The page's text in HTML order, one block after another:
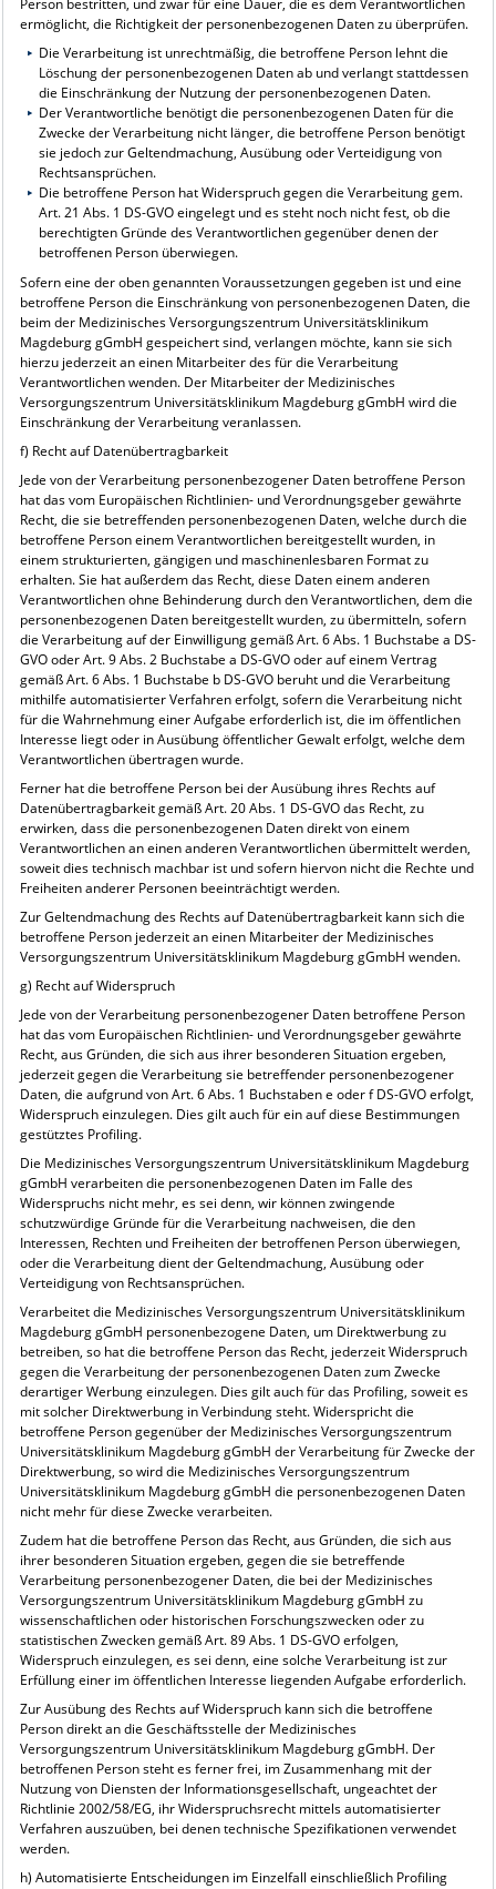
ermöglicht, die Richtigkeit der personenbezogenen Daten zu überprüfen.
Die Verarbeitung ist unrechtmäßig, die betroffene Person lehnt die
Löschung der personenbezogenen Daten ab und verlangt stattdessen
die Einschränkung der Nutzung der personenbezogenen Daten.
Der Verantwortliche benötigt die personenbezogenen Daten für die
Zwecke der Verarbeitung nicht länger, die betroffene Person benötigt
sie jedoch zur Geltendmachung, Ausübung oder Verteidigung von
Rechtsansprüchen.
Die betroffene Person hat Widerspruch gegen die Verarbeitung gem.
Art. 21 Abs. 1 DS-GVO eingelegt und es steht noch nicht fest, ob die
berechtigten Gründe des Verantwortlichen gegenüber denen der
betroffenen Person überwiegen.
Sofern eine der oben genannten Voraussetzungen gegeben ist und eine
betroffene Person die Einschränkung von personenbezogenen Daten, die
beim der Medizinisches Versorgungszentrum Universitätsklinikum
Magdeburg gGmbH gespeichert sind, verlangen möchte, kann sie sich
hierzu jederzeit an einen Mitarbeiter des für die Verarbeitung
Verantwortlichen wenden. Der Mitarbeiter der Medizinisches
Versorgungszentrum Universitätsklinikum Magdeburg gGmbH wird die
Einschränkung der Verarbeitung veranlassen.
f) Recht auf Datenübertragbarkeit
Jede von der Verarbeitung personenbezogener Daten betroffene Person
hat das vom Europäischen Richtlinien- und Verordnungsgeber gewährte
Recht, die sie betreffenden personenbezogenen Daten, welche durch die
betroffene Person einem Verantwortlichen bereitgestellt wurden, in
einem strukturierten, gängigen und maschinenlesbaren Format zu
erhalten. Sie hat außerdem das Recht, diese Daten einem anderen
Verantwortlichen ohne Behinderung durch den Verantwortlichen, dem die
personenbezogenen Daten bereitgestellt wurden, zu übermitteln, sofern
die Verarbeitung auf der Einwilligung gemäß Art. 6 Abs. 1 Buchstabe a DS-
GVO oder Art. 9 Abs. 2 Buchstabe a DS-GVO oder auf einem Vertrag
gemäß Art. 6 Abs. 1 Buchstabe b DS-GVO beruht und die Verarbeitung
mithilfe automatisierter Verfahren erfolgt, sofern die Verarbeitung nicht
für die Wahrnehmung einer Aufgabe erforderlich ist, die im öffentlichen
Interesse liegt oder in Ausübung öffentlicher Gewalt erfolgt, welche dem
Verantwortlichen übertragen wurde.
Ferner hat die betroffene Person bei der Ausübung ihres Rechts auf
Datenübertragbarkeit gemäß Art. 20 Abs. 1 DS-GVO das Recht, zu
erwirken, dass die personenbezogenen Daten direkt von einem
Verantwortlichen an einen anderen Verantwortlichen übermittelt werden,
soweit dies technisch machbar ist und sofern hiervon nicht die Rechte und
Freiheiten anderer Personen beeinträchtigt werden.
Zur Geltendmachung des Rechts auf Datenübertragbarkeit kann sich die
betroffene Person jederzeit an einen Mitarbeiter der Medizinisches
Versorgungszentrum Universitätsklinikum Magdeburg gGmbH wenden.
g) Recht auf Widerspruch
Jede von der Verarbeitung personenbezogener Daten betroffene Person
hat das vom Europäischen Richtlinien- und Verordnungsgeber gewährte
Recht, aus Gründen, die sich aus ihrer besonderen Situation ergeben,
jederzeit gegen die Verarbeitung sie betreffender personenbezogener
Daten, die aufgrund von Art. 6 Abs. 1 Buchstaben e oder f DS-GVO erfolgt,
Widerspruch einzulegen. Dies gilt auch für ein auf diese Bestimmungen
gestütztes Profiling.
Die Medizinisches Versorgungszentrum Universitätsklinikum Magdeburg
gGmbH verarbeiten die personenbezogenen Daten im Falle des
Widerspruchs nicht mehr, es sei denn, wir können zwingende
schutzwürdige Gründe für die Verarbeitung nachweisen, die den
Interessen, Rechten und Freiheiten der betroffenen Person überwiegen,
oder die Verarbeitung dient der Geltendmachung, Ausübung oder
Verteidigung von Rechtsansprüchen.
Verarbeitet die Medizinisches Versorgungszentrum Universitätsklinikum
Magdeburg gGmbH personenbezogene Daten, um Direktwerbung zu
betreiben, so hat die betroffene Person das Recht, jederzeit Widerspruch
gegen die Verarbeitung der personenbezogenen Daten zum Zwecke
derartiger Werbung einzulegen. Dies gilt auch für das Profiling, soweit es
mit solcher Direktwerbung in Verbindung steht. Widerspricht die
betroffene Person gegenüber der Medizinisches Versorgungszentrum
Universitätsklinikum Magdeburg gGmbH der Verarbeitung für Zwecke der
Direktwerbung, so wird die Medizinisches Versorgungszentrum
Universitätsklinikum Magdeburg gGmbH die personenbezogenen Daten
nicht mehr für diese Zwecke verarbeiten.
Zudem hat die betroffene Person das Recht, aus Gründen, die sich aus
ihrer besonderen Situation ergeben, gegen die sie betreffende
Verarbeitung personenbezogener Daten, die bei der Medizinisches
Versorgungszentrum Universitätsklinikum Magdeburg gGmbH zu
wissenschaftlichen oder historischen Forschungszwecken oder zu
statistischen Zwecken gemäß Art. 89 Abs. 1 DS-GVO erfolgen,
Widerspruch einzulegen, es sei denn, eine solche Verarbeitung ist zur
Erfüllung einer im öffentlichen Interesse liegenden Aufgabe erforderlich.
Zur Ausübung des Rechts auf Widerspruch kann sich die betroffene
Person direkt an die Geschäftsstelle der Medizinisches
Versorgungszentrum Universitätsklinikum Magdeburg gGmbH. Der
betroffenen Person steht es ferner frei, im Zusammenhang mit der
Nutzung von Diensten der Informationsgesellschaft, ungeachtet der
Richtlinie 2002/58/EG, ihr Widerspruchsrecht mittels automatisierter
Verfahren auszuüben, bei denen technische Spezifikationen verwendet
werden.
h) Automatisierte Entscheidungen im Einzelfall einschließlich Profiling